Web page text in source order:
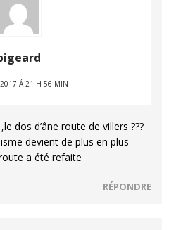
2017 Á 21 H 56 MIN
dos d’âne route de villers ???
devient de plus en plus
a été refaite
RÉPONDRE